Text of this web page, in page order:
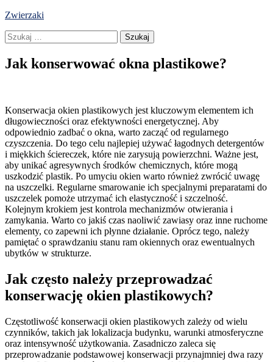
Skip
content
Zwierzaki
Szukaj:
Jak konserwować okna plastikowe?
Konserwacja okien plastikowych jest kluczowym elementem ich
długowieczności oraz efektywności energetycznej. Aby
odpowiednio zadbać o okna, warto zacząć od regularnego
czyszczenia. Do tego celu najlepiej używać łagodnych detergentów
i miękkich ściereczek, które nie zarysują powierzchni. Ważne jest,
aby unikać agresywnych środków chemicznych, które mogą
uszkodzić plastik. Po umyciu okien warto również zwrócić uwagę
na uszczelki. Regularne smarowanie ich specjalnymi preparatami do
uszczelek pomoże utrzymać ich elastyczność i szczelność.
Kolejnym krokiem jest kontrola mechanizmów otwierania i
zamykania. Warto co jakiś czas naoliwić zawiasy oraz inne ruchome
elementy, co zapewni ich płynne działanie. Oprócz tego, należy
pamiętać o sprawdzaniu stanu ram okiennych oraz ewentualnych
ubytków w strukturze.
Jak często należy przeprowadzać
konserwację okien plastikowych?
Częstotliwość konserwacji okien plastikowych zależy od wielu
czynników, takich jak lokalizacja budynku, warunki atmosferyczne
oraz intensywność użytkowania. Zasadniczo zaleca się
przeprowadzanie podstawowej konserwacji przynajmniej dwa razy